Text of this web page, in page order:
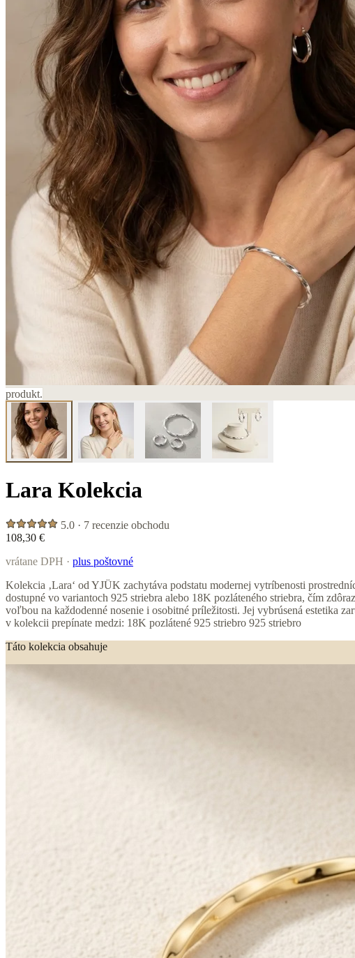
produkt.
Lara Kolekcia
5.0 · 7 recenzie obchodu
108,30 €
vrátane DPH · plus poštovné
Kolekcia ‚Lara‘ od YJÜK zachytáva podstatu modernej vytríbenosti
dostupné vo variantoch 925 striebra alebo 18K pozláteného striebra, čím
voľbou na každodenné nosenie i osobitné príležitosti. Jej vybrúsená estetika
v kolekcii prepínate medzi: 18K pozlátené 925 striebro 925 striebro
Táto kolekcia obsahuje